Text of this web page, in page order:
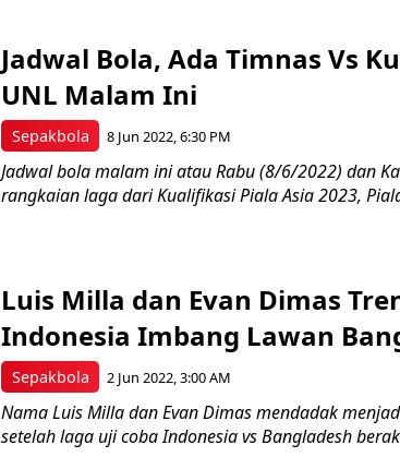
Sepakbola
Jadwal Bola, Ada Timnas Vs
UNL Malam Ini
8 Jun 2022, 6:30 PM
Jadwal bola malam ini atau Rabu (8/6/2022) dan
rangkaian laga dari Kualifikasi Piala Asia 2023,
Sepakbola
Luis Milla dan Evan Dimas
Indonesia Imbang Lawan
2 Jun 2022, 3:00 AM
Nama Luis Milla dan Evan Dimas mendadak
setelah laga uji coba Indonesia vs Bangladesh